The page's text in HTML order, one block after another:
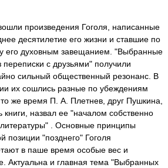
произведения Гоголя, написанные
десятилетие его жизни и ставшие по
его духовным завещанием. "Выбранные
переписки с друзьями" получили
сильный общественный резонанс. В
их сошлись разные по убеждениям
же время П. А. Плетнев, друг Пушкина,
книги, назвал ее "началом собственно
литературы" . Основные принципы
позиции "позднего" Гоголя
в паше время особые вес и
Актуальна и главная тема "Выбранных